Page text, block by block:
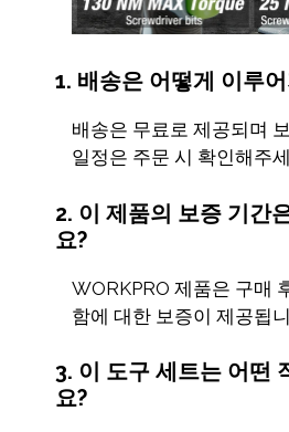
1. 배송은 어떻게 이루
배송은 무료로 제공되며
일정은 주문 시 확인해주
2. 이 제품의 보증 기간
요?
WORKPRO 제품은 구매
함에 대한 보증이 제공됩
3. 이 도구 세트는 어떤
요?